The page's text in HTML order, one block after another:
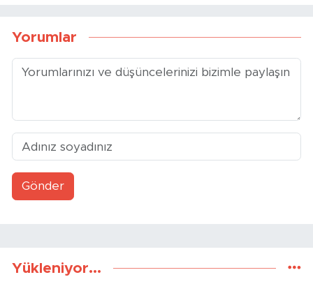
Yorumlar
Gönder
Yükleniyor...